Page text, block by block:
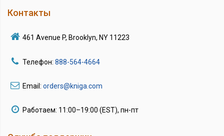
Контакты
461 Avenue P, Brooklyn, NY 11223
Телефон: 888-564-4664
Email: orders@kniga.com
Работаем: 11:00–19:00 (EST), пн-пт